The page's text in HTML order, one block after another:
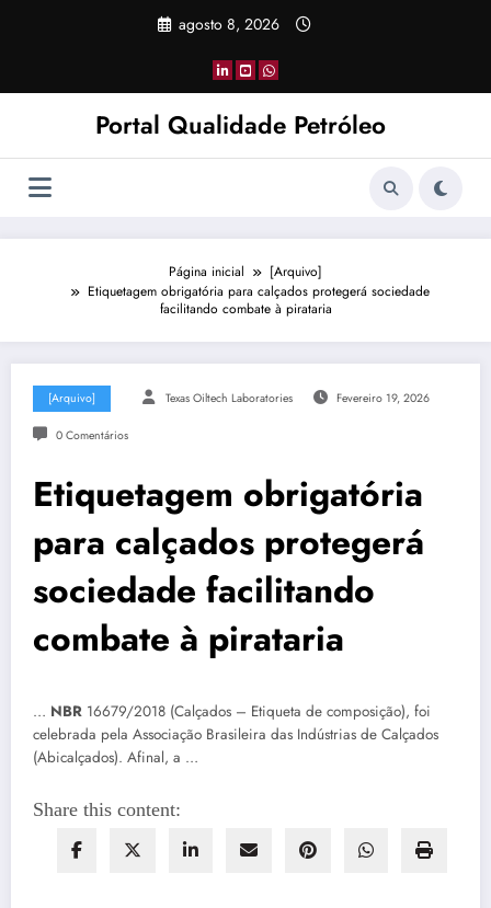
agosto 8, 2026
Portal Qualidade Petróleo
Página inicial
[Arquivo]
Etiquetagem obrigatória para calçados protegerá sociedade
facilitando combate à pirataria
[Arquivo] Texas Oiltech Laboratories Fevereiro 19, 2026
0 Comentários
Etiquetagem obrigatória
para calçados protegerá
sociedade facilitando
combate à pirataria
… NBR 16679/2018 (Calçados – Etiqueta de composição), foi
celebrada pela Associação Brasileira das Indústrias de Calçados
(Abicalçados). Afinal, a …
Share this content: